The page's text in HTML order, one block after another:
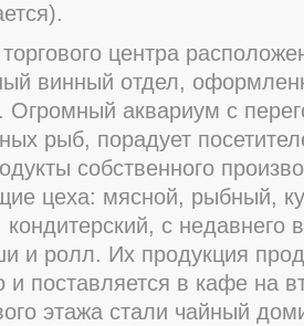
центра
винный отдел,
Огромный аквариум с
рыб, порадует
собственного
цеха: мясной, рыбный,
кондитерский, с недавнего
и ролл. Их продукция
и поставляется в кафе на
этажа стали чайный